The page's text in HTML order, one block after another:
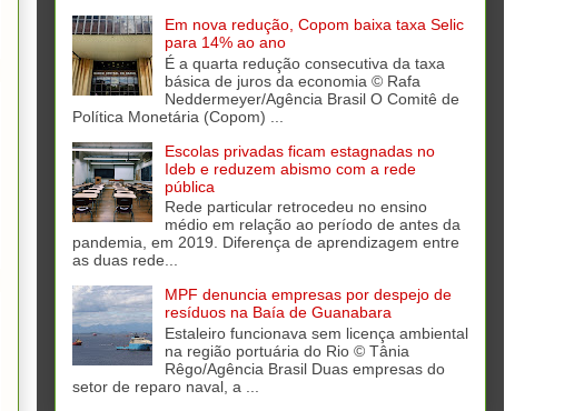
Em nova redução, Copom baixa taxa Selic
para 14% ao ano
É a quarta redução consecutiva da taxa
básica de juros da economia © Rafa
Neddermeyer/Agência Brasil O Comitê de
Política Monetária (Copom) ...
Escolas privadas ficam estagnadas no
Ideb e reduzem abismo com a rede
pública
Rede particular retrocedeu no ensino
médio em relação ao período de antes da
pandemia, em 2019. Diferença de aprendizagem entre
as duas rede...
MPF denuncia empresas por despejo de
resíduos na Baía de Guanabara
Estaleiro funcionava sem licença ambiental
na região portuária do Rio © Tânia
Rêgo/Agência Brasil Duas empresas do
setor de reparo naval, a ...